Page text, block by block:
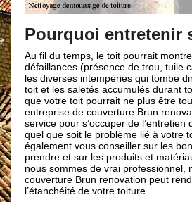
entretenir sa
temps, le toit pourrait montrer des
(présence de trou, tuile cassé
intempéries qui tombe directement
les saletés accumulés durant toute
toit pourrait ne plus être tout à fait
de couverture Brun renovation est à
pour s’occuper de l’entretien de votre
soit le problème lié à votre toit ; nous
vous conseiller sur les bonnes
et sur les produits et matériaux à
de vrai professionnel, notre
Brun renovation peut rendre et
de votre toiture.